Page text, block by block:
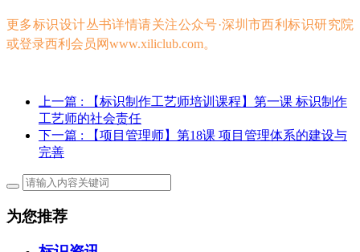
更多标识设计丛书详情请关注公众号·深圳市西利标识研究院
或登录西利会员网www.xiliclub.com。
上一篇 : 【标识制作工艺师培训课程】第一课 标识制作
工艺师的社会责任
下一篇 : 【项目管理师】第18课 项目管理体系的建设与
完善
为您推荐